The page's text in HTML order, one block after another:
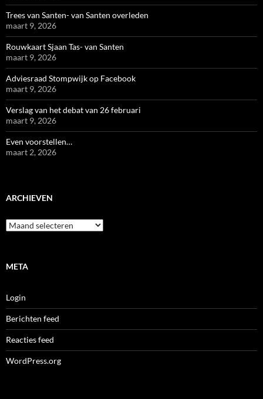
Trees van Santen- van Santen overleden
maart 9, 2026
Rouwkaart Sjaan Tas- van Santen
maart 9, 2026
Adviesraad Stompwijk op Facebook
maart 9, 2026
Verslag van het debat van 26 februari
maart 9, 2026
Even voorstellen…
maart 2, 2026
ARCHIEVEN
Archieven
META
Login
Berichten feed
Reacties feed
WordPress.org